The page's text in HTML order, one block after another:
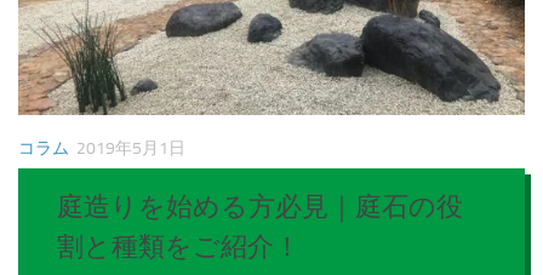
コラム 2019年5月1日
庭造りを始める方必見｜庭石の役
割と種類をご紹介！